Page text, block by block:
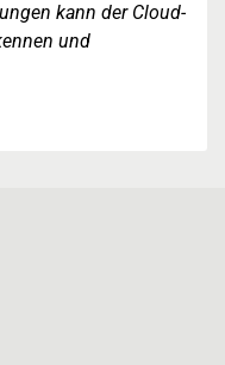
kann der Cloud-
und